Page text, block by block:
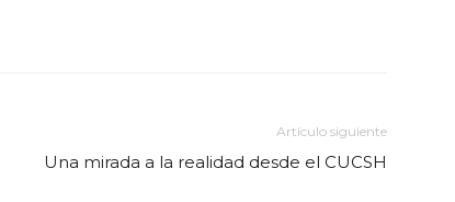
Artículo siguiente
Una mirada a la realidad desde el CUCSH